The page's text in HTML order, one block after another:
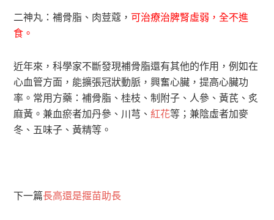
二神丸：補骨脂、肉荳蔻，可治療治脾腎虛弱，全不進
食。
近年來，科學家不斷發現補骨脂還有其他的作用，例如在
心血管方面，能擴張冠狀動脈，興奮心臟，提高心臟功
率。常用方藥：補骨脂、桂枝、制附子、人參、黃芪、炙
麻黃。兼血瘀者加丹參、川芎、紅花等；兼陰虛者加麥
冬、五味子、黃精等。
下一篇長高還是揠苗助長